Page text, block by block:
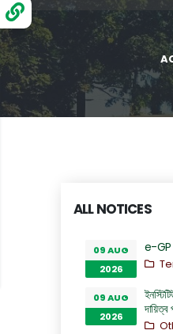
ALL NOTICES
09 AUG
2026
e-
09 AUG
2026
দায়িত্ব